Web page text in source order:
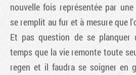
nouvelle fois représentée par
se remplit au fur et à mesure que
Et pas question de se planquer
temps que la vie remonte toute
regen et il faudra se soigner en